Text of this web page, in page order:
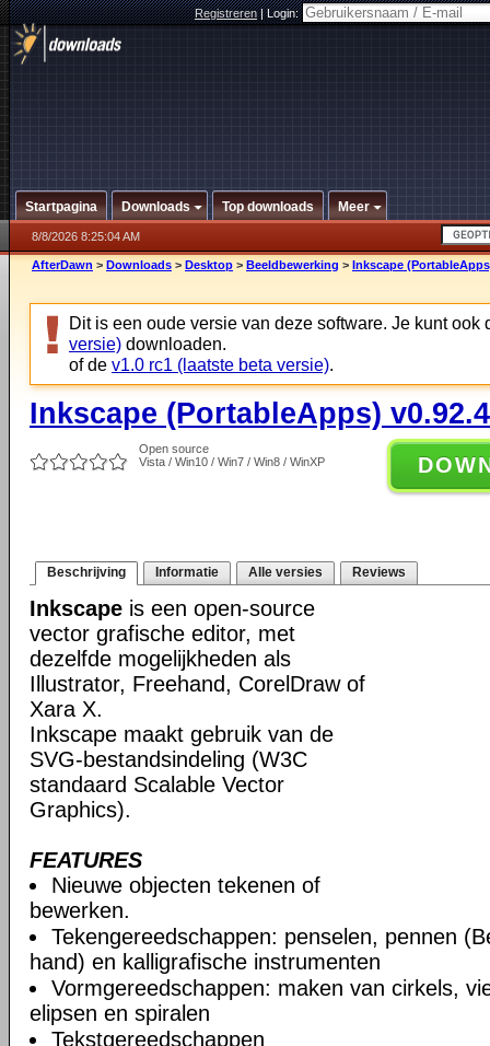
Registreren|Login:
Startpagina Downloads Top downloads Meer
8/8/2026 8:25:04 AM
AfterDawn > Downloads > Desktop > Beeldbewerking > Inkscape
Dit is een oude versie van deze software. Je kunt ook
versie) downloaden.
of de v1.0 rc1 (laatste beta versie).
Inkscape (PortableApps) v0.92.4
Open source
Vista / Win10 / Win7 / Win8 / WinXP
Beschrijving Informatie Alle versies Reviews
Inkscape is een open-source
vector grafische editor, met
dezelfde mogelijkheden als
Illustrator, Freehand, CorelDraw of
Xara X.
Inkscape maakt gebruik van de
SVG-bestandsindeling (W3C
standaard Scalable Vector
Graphics).
FEATURES
Nieuwe objecten tekenen of
bewerken.
Tekengereedschappen: penselen, pennen
hand) en kalligrafische instrumenten
Vormgereedschappen: maken van cirkels,
elipsen en spiralen
Tekstgereedschappen